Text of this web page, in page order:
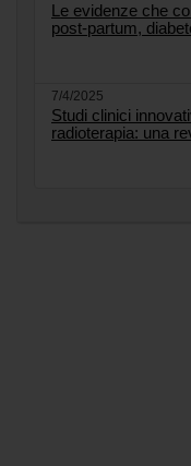
Le evidenze che
post-partum,
7/4/2025
Studi clinici
radioterapia: una